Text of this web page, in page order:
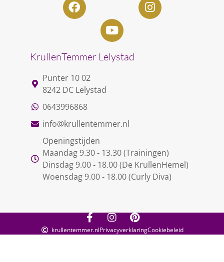
KrullenTemmer Lelystad
Punter 10 02
8242 DC Lelystad
0643996868
info@krullentemmer.nl
Openingstijden
Maandag 9.30 - 13.30 (Trainingen)
Dinsdag 9.00 - 18.00 (De KrullenHemel)
Woensdag 9.00 - 18.00 (Curly Diva)
krullentemmer.nlPrivacyverklaringCookiebeleid